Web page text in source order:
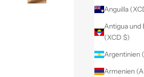
Antigua und
(XCD $)